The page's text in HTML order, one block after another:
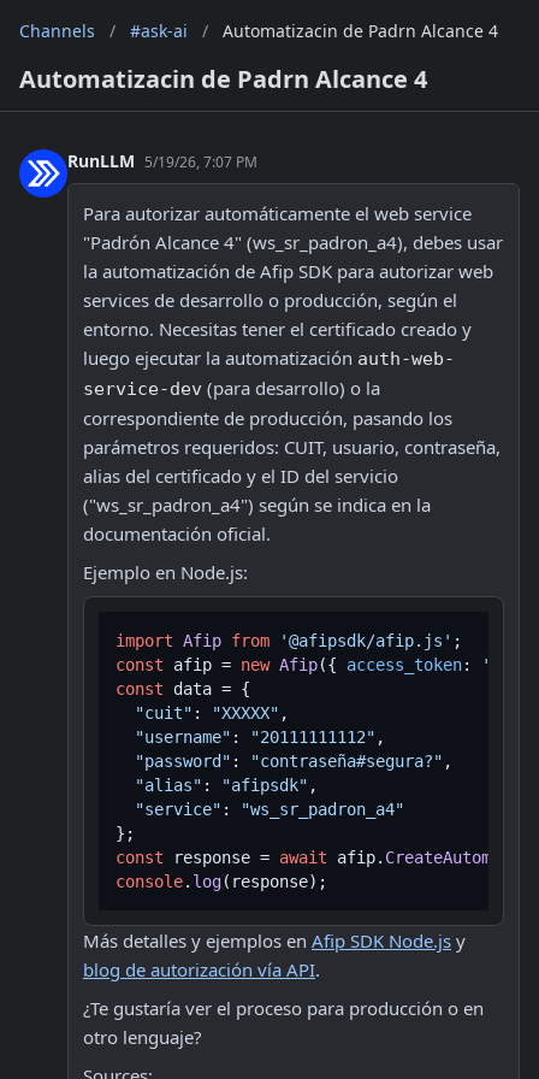
Channels / #ask-ai / Automatizacin de Padrn Alcance 4
Automatizacin de Padrn Alcance 4
RunLLM 5/19/26, 7:07 PM
Para autorizar automáticamente el web service
"Padrón Alcance 4" (ws_sr_padron_a4), debes usar
la automatización de Afip SDK para autorizar web
services de desarrollo o producción, según el
entorno. Necesitas tener el certificado creado y
luego ejecutar la automatización auth-web-
service-dev (para desarrollo) o la
correspondiente de producción, pasando los
parámetros requeridos: CUIT, usuario, contraseña,
alias del certificado y el ID del servicio
("ws_sr_padron_a4") según se indica en la
documentación oficial.
Ejemplo en Node.js:
import Afip from '@afipsdk/afip.js'
const afip = new Afip({ access_token:
const data = {
"cuit" : "XXXXX" ,
"username" : "20111111112" ,
"password" : "contraseña#segura?" ,
"alias" : "afipsdk" ,
"service" :
"ws_sr_padron_a4"
const response = await afip. CreateAutomation
console. log
Más detalles y ejemplos en Afip SDK Node.js
blog de autorización vía API.
¿Te gustaría ver el proceso para producción o en
otro lenguaje?